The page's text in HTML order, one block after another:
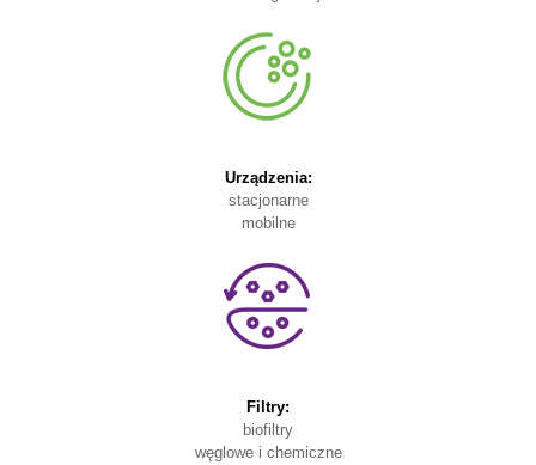
Urządzenia:
stacjonarne
mobilne
Filtry:
biofiltry
węglowe i chemiczne